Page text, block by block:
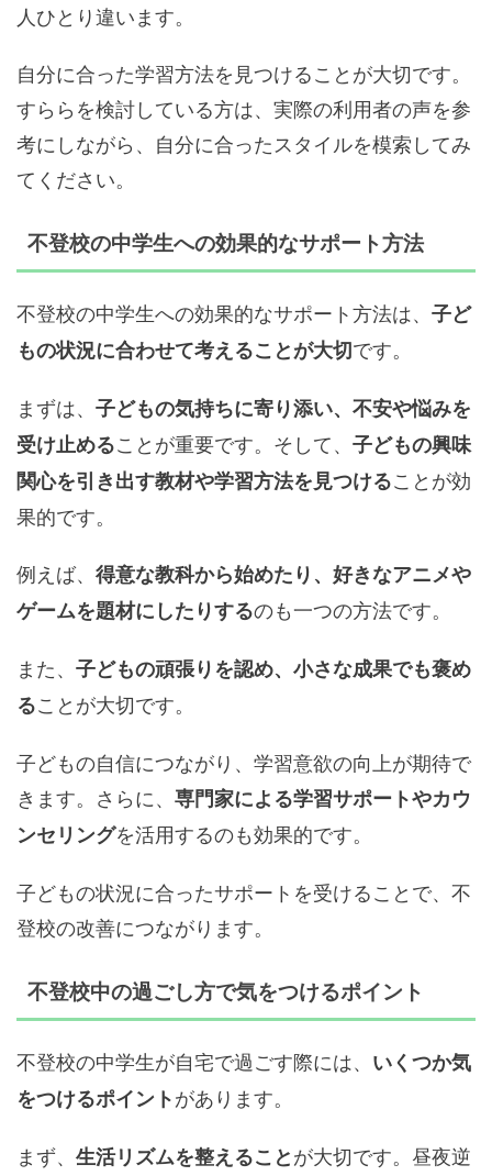
人ひとり違います。
自分に合った学習方法を見つけることが大切です。
すららを検討している方は、実際の利用者の声を参
考にしながら、自分に合ったスタイルを模索してみ
てください。
不登校の中学生への効果的なサポート方法
不登校の中学生への効果的なサポート方法は、 子ど
もの状況に合わせて考えることが大切です。
まずは、 子どもの気持ちに寄り添い、不安や悩みを
受け止めることが重要です。そして、 子どもの興味
関心を引き出す教材や学習方法を見つけることが効
果的です。
例えば、 得意な教科から始めたり、好きなアニメや
ゲームを題材にしたりするのも一つの方法です。
また、 子どもの頑張りを認め、小さな成果でも褒め
ることが大切です。
子どもの自信につながり、学習意欲の向上が期待で
きます。さらに、 専門家による学習サポートやカウ
ンセリングを活用するのも効果的です。
子どもの状況に合ったサポートを受けることで、不
登校の改善につながります。
不登校中の過ごし方で気をつけるポイント
不登校の中学生が自宅で過ごす際には、 いくつか気
をつけるポイントがあります。
まず、 生活リズムを整えることが大切です。昼夜逆